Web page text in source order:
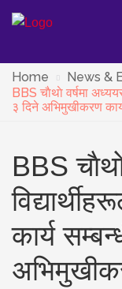
Home
News &
BBS चाैथाे वर्षमा
३ दिने अभिमुखीकरण
BBS
कार्य